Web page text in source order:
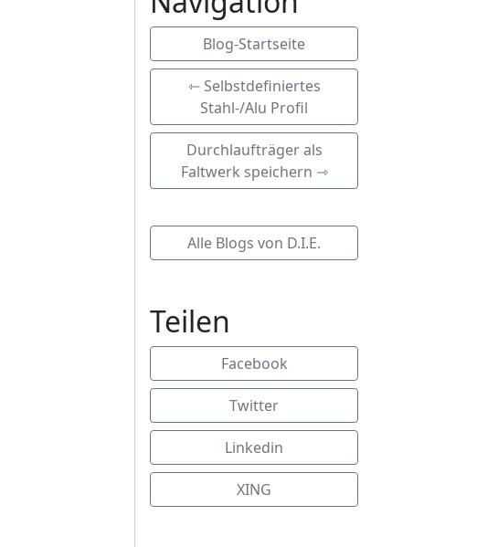
Blog-Startseite
⇽ Selbstdefiniertes
Stahl-/Alu Profil
Durchlaufträger als
Faltwerk speichern ⇾
Alle Blogs von D.I.E.
Teilen
Facebook
Twitter
Linkedin
XING